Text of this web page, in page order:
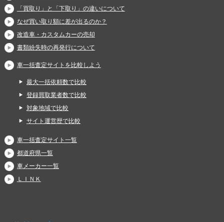
「買取り」と「下取り」の違いについて
なぜ買い取り額に差が出るのか？
改造車・カスタムカーの売却
書類紛失時の再発行について
車一括査定サイトを比較しよう
最大一括依頼数で比較
登録買取業者数で比較
対象地域で比較
サイト運営歴で比較
車一括査定サイト一覧
都道府県一覧
車メーカー一覧
ＬＩＮＫ